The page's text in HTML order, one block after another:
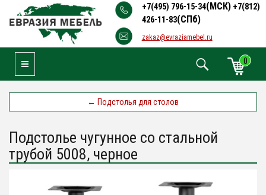
+7(495) 796-15-34(МСК) +7(812)
426-11-83(СПб)
zakaz@evraziamebel.ru
0
Toggle Navigation
← Подстолья для столов
Подстолье чугунное со стальной
трубой 5008, черное